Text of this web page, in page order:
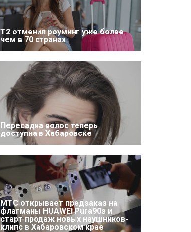
Т2 отменил роуминг уже более
чем в 70 странах
Пересадка волос теперь
доступна в Хабаровске
МТС открывает предзаказ на
флагманы HUAWEI Pura90s и
старт продаж новых наушников-
клипс в Хабаровском крае